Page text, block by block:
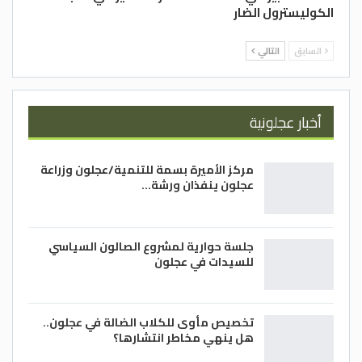
”الكوليسترول“
ارتفاع مستويات ”الكوليسترول“ الضار
وانخفاض مستوياته الجيدة، يمكن أن يزيد من
فرص تراكم الترسبات في الشرايين، ما يحد من
”الرجفان الأذيني“ – وهو عدم انتظام ضربات
الكوليسترول الضار
السابق التالي
أخبار عجلونية
مركز الأميرة بسمة للتنمية/عجلون وزراعة
عجلون ينفذان ورشة…
جلسة حوارية لمشروع الصالون السياسي
للسيدات في عجلون
تخصيص مأوى للكلاب الضالة في عجلون..
هل ينهي مخاطر انتشارها؟